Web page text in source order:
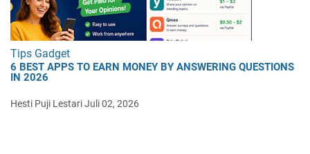
Tips Gadget
6 BEST APPS TO EARN MONEY BY ANSWERING QUESTIONS
IN 2026
Hesti Puji LestariJuli 02, 2026